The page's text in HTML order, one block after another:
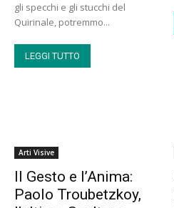
gli specchi e gli stucchi del
Quirinale, potremmo...
LEGGI TUTTO
Arti Visive
Il Gesto e l’Anima:
Paolo Troubetzkoy,